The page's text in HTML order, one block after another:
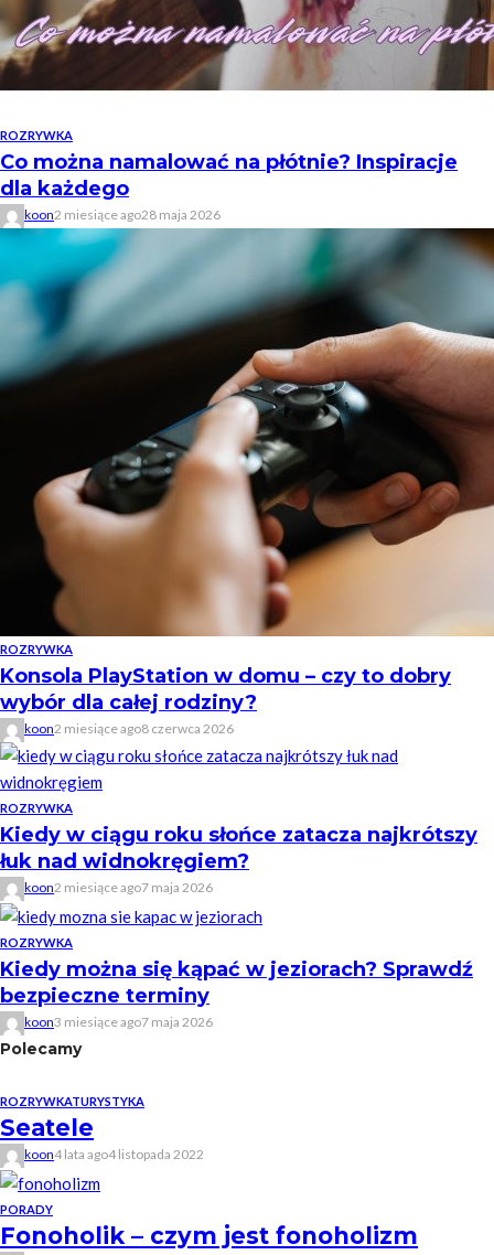
ROZRYWKA
Co można namalować na płótnie? Inspiracje
dla każdego
koon2 miesiące ago28 maja 2026
ROZRYWKA
Konsola PlayStation w domu – czy to dobry
wybór dla całej rodziny?
koon2 miesiące ago8 czerwca 2026
ROZRYWKA
Kiedy w ciągu roku słońce zatacza najkrótszy
łuk nad widnokręgiem?
koon2 miesiące ago7 maja 2026
ROZRYWKA
Kiedy można się kąpać w jeziorach? Sprawdź
bezpieczne terminy
koon3 miesiące ago7 maja 2026
Polecamy
ROZRYWKATURYSTYKA
Seatele
koon4 lata ago4 listopada 2022
PORADY
Fonoholik – czym jest fonoholizm